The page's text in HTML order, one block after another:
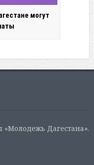
могут
«Молодежь Дагестана».